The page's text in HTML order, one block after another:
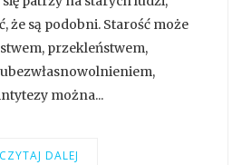
że są podobni. Starość może
przekleństwem,
można...
CZYTAJ DALEJ